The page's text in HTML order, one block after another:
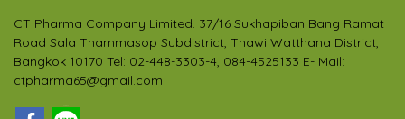
CT Pharma Company Limited. 37/16 Sukhapiban Bang Ramat
Road Sala Thammasop Subdistrict, Thawi Watthana District,
Bangkok 10170 Tel: 02-448-3303-4, 084-4525133 E- Mail:
ctpharma65@gmail.com